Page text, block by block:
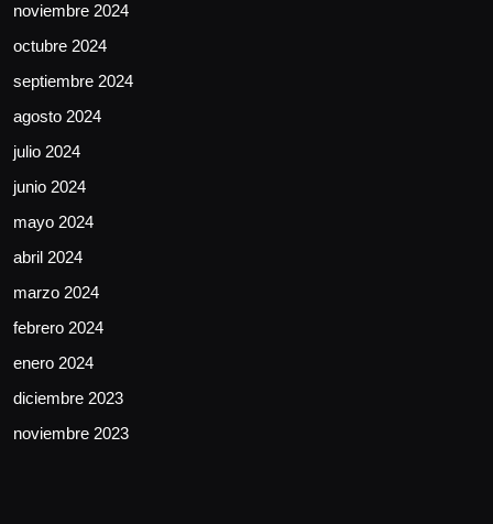
noviembre 2024
octubre 2024
septiembre 2024
agosto 2024
julio 2024
junio 2024
mayo 2024
abril 2024
marzo 2024
febrero 2024
enero 2024
diciembre 2023
noviembre 2023